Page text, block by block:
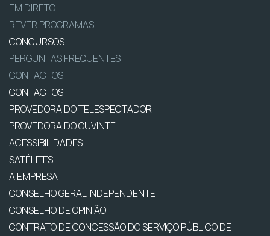
EM DIRETO
REVER PROGRAMAS
CONCURSOS
PERGUNTAS FREQUENTES
CONTACTOS
CONTACTOS
PROVEDORA DO TELESPECTADOR
PROVEDORA DO OUVINTE
ACESSIBILIDADES
SATÉLITES
A EMPRESA
CONSELHO GERAL INDEPENDENTE
CONSELHO DE OPINIÃO
CONTRATO DE CONCESSÃO DO SERVIÇO PÚBLICO DE